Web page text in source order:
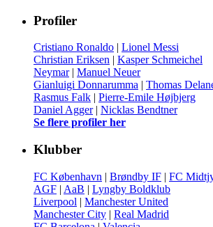
Profiler
Cristiano Ronaldo | Lionel Messi
Christian Eriksen | Kasper Schmeichel
Neymar| Manuel Neuer
Gianluigi Donnarumma | Thomas
Rasmus Falk | Pierre-Emile Højbjerg
Daniel Agger| Nicklas Bendtner
Se flere profiler her
Klubber
FC København | Brøndby IF | FC
AGF | AaB | Lyngby Boldklub
Liverpool | Manchester United
Manchester City | Real Madrid